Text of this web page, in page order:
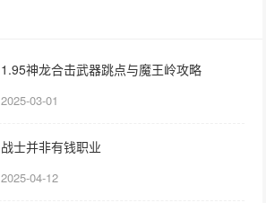
1.95神龙合击武器跳点与魔王岭攻略
2025-03-01
战士并非有钱职业
2025-04-12